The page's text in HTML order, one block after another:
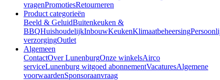
vragenPromotiesRetourneren
Product categorieën
Beeld & GeluidBuitenkeuken &
BBQHuishoudelijkInbouwKeukenKlimaatbeheersing
verzorgingOutlet
Algemeen
ContactOver LunenburgOnze winkelsAirco
serviceLunenburg witgoed abonnementVacaturesAlgemene
voorwaardenSponsoraanvraag